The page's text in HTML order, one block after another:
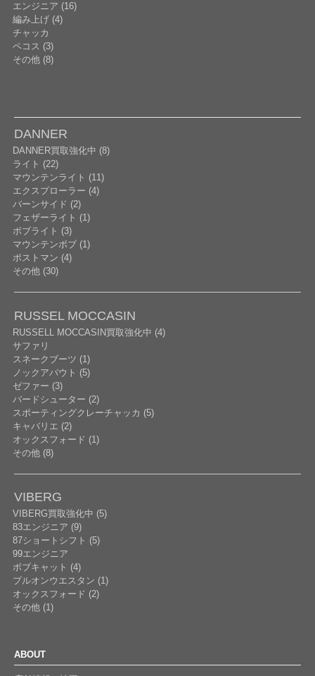
エンジニア (16)
編み上げ (4)
チャッカ
ペコス (3)
その他 (8)
DANNER
DANNER買取強化中 (8)
ライト (22)
マウンテンライト (11)
エクスプローラー (4)
バーンサイド (2)
フェザーライト (1)
ボブライト (3)
マウンテンボブ (1)
ポストマン (4)
その他 (30)
RUSSEL MOCCASIN
RUSSELL MOCCASIN買取強化中 (4)
サファリ
スネークブーツ (1)
ノックアバウト (5)
ゼファー (3)
バードシューター (2)
スポーティングクレーチャッカ (5)
キャバリエ (2)
オックスフォード (1)
その他 (8)
VIBERG
VIBERG買取強化中 (5)
83エンジニア (9)
87ショートシフト (5)
99エンジニア
ボブキャット (4)
プルオンウエスタン (1)
オックスフォード (2)
その他 (1)
ABOUT